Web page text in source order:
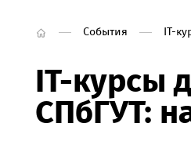
События IT-
IT-курсы
СПбГУТ: